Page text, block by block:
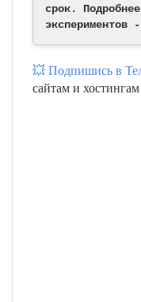
срок.
экспериментов -
💥 Подпишись в
сайтам и